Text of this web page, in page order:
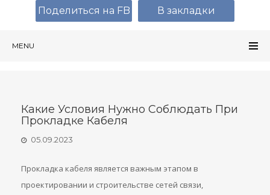
MENU
Какие Условия Нужно Соблюдать При
Прокладке Кабеля
05.09.2023
Прокладка кабеля является важным этапом в
проектировании и строительстве сетей связи,
Поделиться на FB В закладки